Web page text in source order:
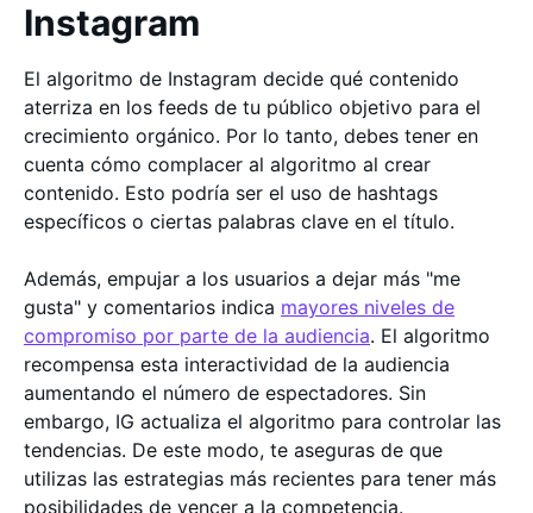
Instagram
El algoritmo de Instagram decide qué contenido
aterriza en los feeds de tu público objetivo para el
crecimiento orgánico. Por lo tanto, debes tener en
cuenta cómo complacer al algoritmo al crear
contenido. Esto podría ser el uso de hashtags
específicos o ciertas palabras clave en el título.
Además, empujar a los usuarios a dejar más "me
gusta" y comentarios indica mayores niveles de
compromiso por parte de la audiencia. El algoritmo
recompensa esta interactividad de la audiencia
aumentando el número de espectadores. Sin
embargo, IG actualiza el algoritmo para controlar las
tendencias. De este modo, te aseguras de que
utilizas las estrategias más recientes para tener más
posibilidades de vencer a la competencia.